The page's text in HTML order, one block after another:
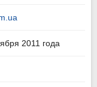
2011 года